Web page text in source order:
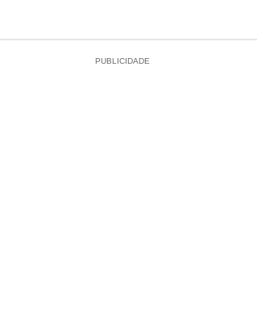
PUBLICIDADE